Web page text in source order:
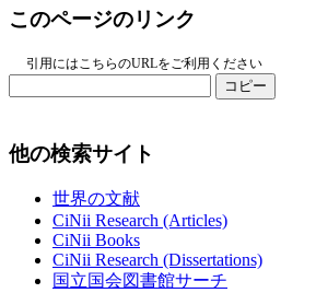
このページのリンク
引用にはこちらのURLをご利用ください
コピー
他の検索サイト
世界の文献
CiNii Research (Articles)
CiNii Books
CiNii Research (Dissertations)
国立国会図書館サーチ